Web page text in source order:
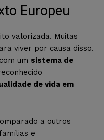
Europeu
valorizada. Muitas
viver por causa disso.
um sistema de
de vida em
a outros
e